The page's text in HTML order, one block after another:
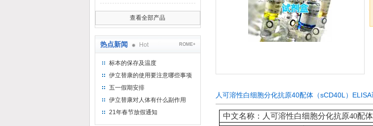
查看全部产品
热点新闻 Hot ROME+
标本的保存及温度
伊立替康的使用要注意哪些事项
五一假期安排
伊立替康对人体有什么副作用
21年春节放假通知
人可溶性白细胞分化抗原40配体（sCD40L）ELISA
中文名称：人可溶性白细胞分化抗原40配